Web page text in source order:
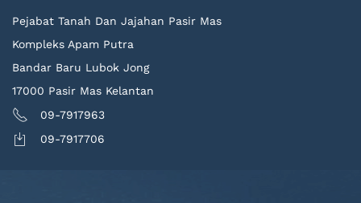
Pejabat Tanah Dan Jajahan Pasir Mas
Kompleks Apam Putra
Bandar Baru Lubok Jong
17000 Pasir Mas Kelantan
09-7917963
09-7917706